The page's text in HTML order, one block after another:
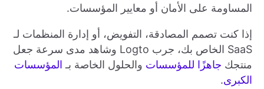
المساومة على الأمان أو معايير المؤسسات.
إذا كنت تصمم المصادقة، التفويض، أو إدارة المنظمات لـ
SaaS الخاص بك، جرب Logto وشاهد مدى سرعة جعل
منتجك جاهزًا للمؤسسات والحلول الخاصة بـ المؤسسات
الكبرى.